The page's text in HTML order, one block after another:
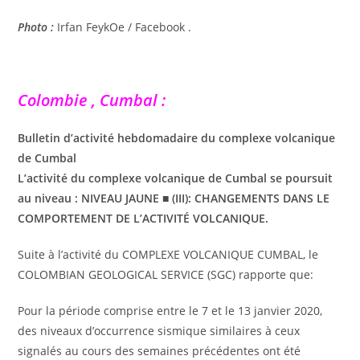
Photo : Irfan FeykOe / Facebook .
Colombie , Cumbal :
Bulletin d’activité hebdomadaire du complexe volcanique
de Cumbal
L’activité du complexe volcanique de Cumbal se poursuit
au niveau : NIVEAU JAUNE ■ (III): CHANGEMENTS DANS LE
COMPORTEMENT DE L’ACTIVITÉ VOLCANIQUE.
Suite à l’activité du COMPLEXE VOLCANIQUE CUMBAL, le
COLOMBIAN GEOLOGICAL SERVICE (SGC) rapporte que:
Pour la période comprise entre le 7 et le 13 janvier 2020,
des niveaux d’occurrence sismique similaires à ceux
signalés au cours des semaines précédentes ont été